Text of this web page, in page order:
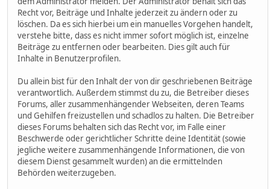
Recht vor, Beiträge und Inhalte jederzeit zu ändern oder zu
löschen. Da es sich hierbei um ein manuelles Vorgehen handelt,
verstehe bitte, dass es nicht immer sofort möglich ist, einzelne
Beiträge zu entfernen oder bearbeiten. Dies gilt auch für
Inhalte in Benutzerprofilen.
Du allein bist für den Inhalt der von dir geschriebenen Beiträge
verantwortlich. Außerdem stimmst du zu, die Betreiber dieses
Forums, aller zusammenhängender Webseiten, deren Teams
und Gehilfen freizustellen und schadlos zu halten. Die Betreiber
dieses Forums behalten sich das Recht vor, im Falle einer
Beschwerde oder gerichtlicher Schritte deine Identität (sowie
jegliche weitere zusammenhängende Informationen, die von
diesem Dienst gesammelt wurden) an die ermittelnden
Behörden weiterzugeben.